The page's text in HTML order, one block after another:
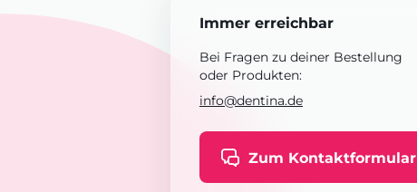
Immer erreichbar
Bei Fragen zu deiner Bestellung
oder Produkten:
info@dentina.de
Zum Kontaktformular